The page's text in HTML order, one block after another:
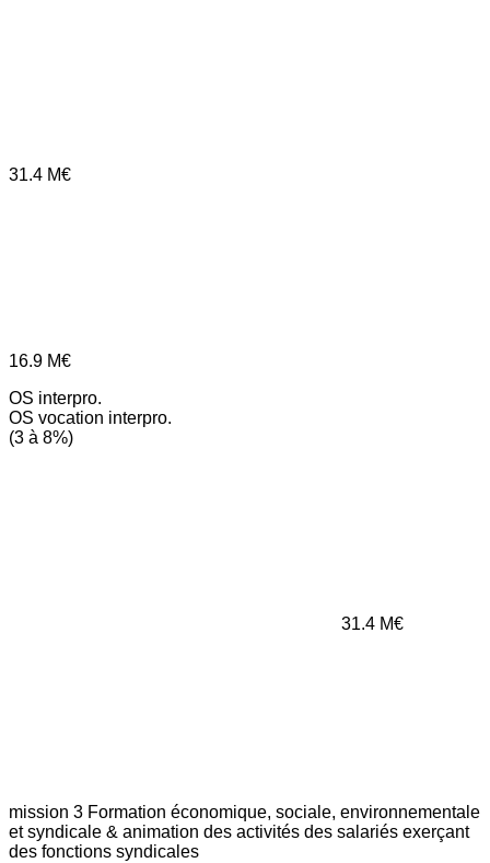
31.4 M€
16.9 M€
OS interpro.
OS vocation interpro.
(3 à 8%)
31.4 M€
mission 3 Formation économique, sociale, environnementale
et syndicale & animation des activités des salariés exerçant
des fonctions syndicales